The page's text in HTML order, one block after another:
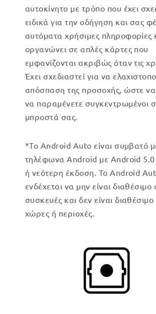
αυτοκίνητο με τρόπο που έχει
ειδικά για την οδήγηση και σας
αυτόματα χρήσιμες πληροφορίες
οργανώνει σε απλές κάρτες που
εμφανίζονται ακριβώς όταν τις
Έχει σχεδιαστεί για να
απόσπαση της προσοχής, ώστε να
να παραμένετε συγκεντρωμένοι
μπροστά σας.
*Το Android Auto είναι συμβατό
τηλέφωνα Android με Android
ή νεότερη έκδοση. Το Android
ενδέχεται να μην είναι διαθέσιμο
συσκευές και δεν είναι διαθέσιμο
χώρες ή περιοχές.